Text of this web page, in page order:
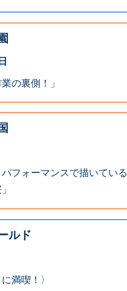
業の裏側！」
フォーマンスで描いている
ルド
に満喫！〉